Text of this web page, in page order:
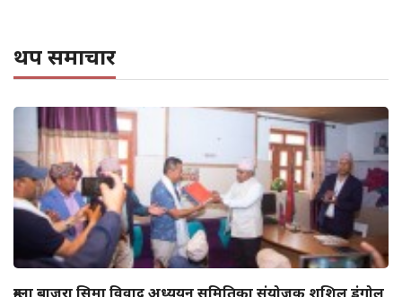
थप समाचार
हुम्ला बाजुरा सिमा विवाद अध्ययन समितिका संयोजक शुशिल डंगोल